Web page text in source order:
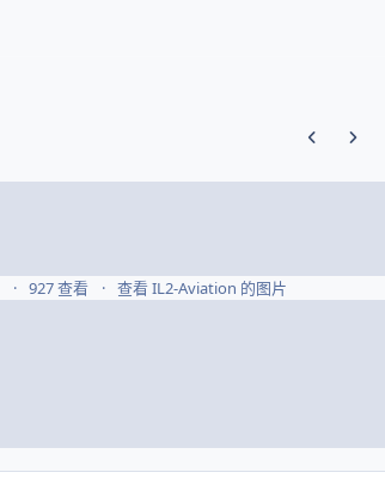
PreviousNext
927 查看 查看 IL2-Aviation 的图片